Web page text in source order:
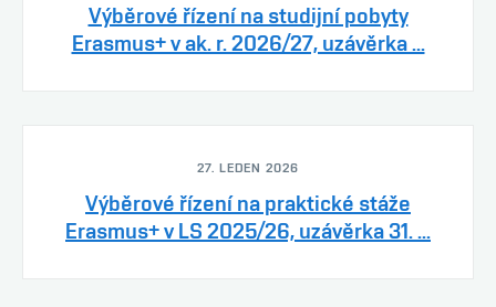
Výběrové řízení na studijní pobyty
Erasmus+ v ak. r. 2026/27, uzávěrka ...
27. LEDEN 2026
Výběrové řízení na praktické stáže
Erasmus+ v LS 2025/26, uzávěrka 31. ...